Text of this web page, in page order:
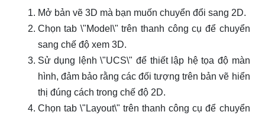
Mở bản vẽ 3D mà bạn muốn chuyển đổi sang 2D.
Chọn tab \"Model\" trên thanh công cụ để chuyển
sang chế độ xem 3D.
Sử dụng lệnh \"UCS\" để thiết lập hệ tọa độ màn
hình, đảm bảo rằng các đối tượng trên bản vẽ hiển
thị đúng cách trong chế độ 2D.
Chọn tab \"Layout\" trên thanh công cụ để chuyển